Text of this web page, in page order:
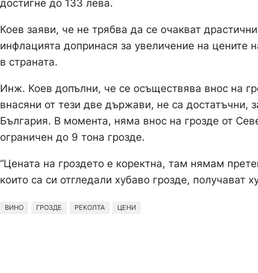
достигне до 133 лева.
Коев заяви, че не трябва да се очакват
инфлацията допринася за увеличение на цените
в страната.
Инж. Коев допълни, че се осъществява внос на
внасяни от тези две държави, не са достатъчни,
България. В момента, няма внос на грозде от
ограничен до 9 тона грозде.
“Цената на гроздето е коректна, там нямам
които са си отгледали хубаво грозде, получават
ВИНО ГРОЗДЕ РЕКОЛТА ЦЕНИ